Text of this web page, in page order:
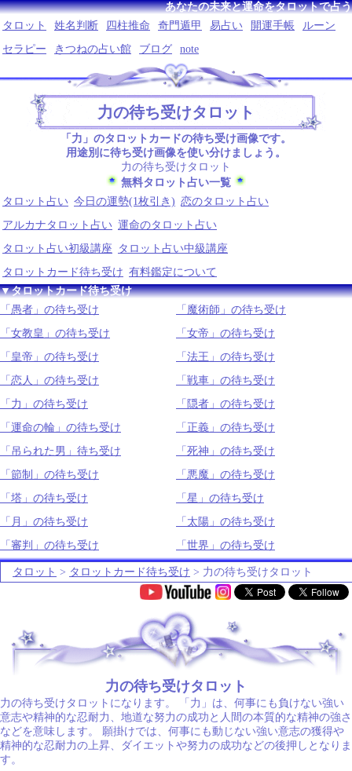
あなたの未来と運命をタロットで占う
タロット
姓名判断 四柱推命 奇門遁甲 易占い 開運手帳
ルーン
セラピー
きつねの占い館 ブログ note
力の待ち受けタロット
「力」のタロットカードの待ち受け画像です。
用途別に待ち受け画像を使い分けましょう。
力の待ち受けタロット
無料タロット占い一覧
タロット占い 今日の運勢(1枚引き) 恋のタロット占い
アルカナタロット占い 運命のタロット占い
タロット占い初級講座
タロット占い中級講座
タロットカード待ち受け 有料鑑定について
▼タロットカード待ち受け
「愚者」の待ち受け
「魔術師」の待ち受け
「女教皇」の待ち受け
「女帝」の待ち受け
「皇帝」の待ち受け
「法王」の待ち受け
「恋人」の待ち受け
「戦車」の待ち受け
「力」の待ち受け
「隠者」の待ち受け
「運命の輪」の待ち受け
「正義」の待ち受け
「吊られた男」待ち受け
「死神」の待ち受け
「節制」の待ち受け
「悪魔」の待ち受け
「塔」の待ち受け
「星」の待ち受け
「月」の待ち受け
「太陽」の待ち受け
「審判」の待ち受け
「世界」の待ち受け
タロット > タロットカード待ち受け > 力の待ち受けタロット
.
力の待ち受けタロット
力の待ち受けタロットになります。 「力」は、何事にも負けない強い
意志や精神的な忍耐力、地道な努力の成功と人間の本質的な精神の強さ
などを意味します。 願掛けでは、何事にも動じない強い意志の獲得や
精神的な忍耐力の上昇、ダイエットや努力の成功などの後押しとなりま
す。